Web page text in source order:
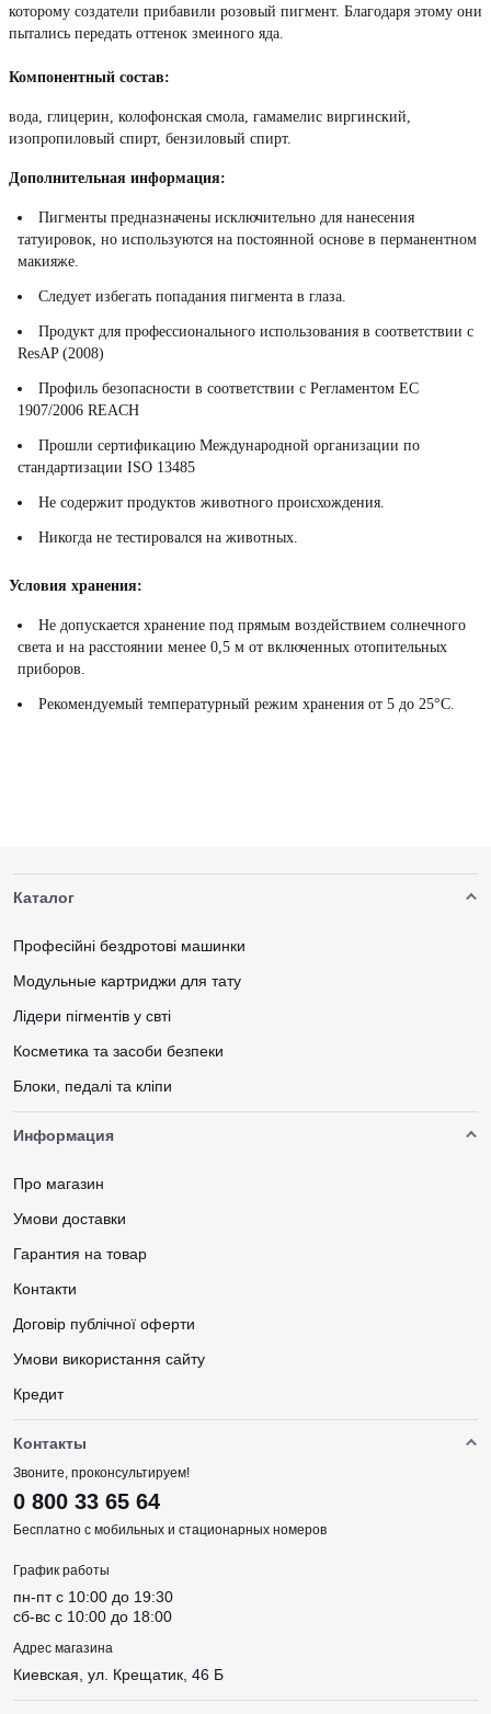
которому создатели прибавили розовый пигмент. Благодаря этому они
пытались передать оттенок змеиного яда.
Компонентный состав:
вода, глицерин, колофонская смола, гамамелис виргинский,
изопропиловый спирт, бензиловый спирт.
Дополнительная информация:
Пигменты предназначены исключительно для нанесения
татуировок, но используются на постоянной основе в перманентном
макияже.
Следует избегать попадания пигмента в глаза.
Продукт для профессионального использования в соответствии с
ResAP (2008)
Профиль безопасности в соответствии с Регламентом ЕС
1907/2006 REACH
Прошли сертификацию Международной организации по
стандартизации ISO 13485
Не содержит продуктов животного происхождения.
Никогда не тестировался на животных.
Условия хранения:
Не допускается хранение под прямым воздействием солнечного
света и на расстоянии менее 0,5 м от включенных отопительных
приборов.
Рекомендуемый температурный режим хранения от 5 до 25°С.
Каталог
Професійні бездротові машинки
Модульные картриджи для тату
Лідери пігментів у свті
Косметика та засоби безпеки
Блоки, педалі та кліпи
Информация
Про магазин
Умови доставки
Гарантия на товар
Контакти
Договір публічної оферти
Умови використання сайту
Кредит
Контакты
Звоните, проконсультируем!
0 800 33 65 64
Бесплатно с мобильных и стационарных номеров
График работы
пн-пт c 10:00 до 19:30
сб-вс c 10:00 до 18:00
Адрес магазина
Киевская, ул. Крещатик, 46 Б